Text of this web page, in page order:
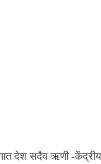
देश सदैव ऋणी -